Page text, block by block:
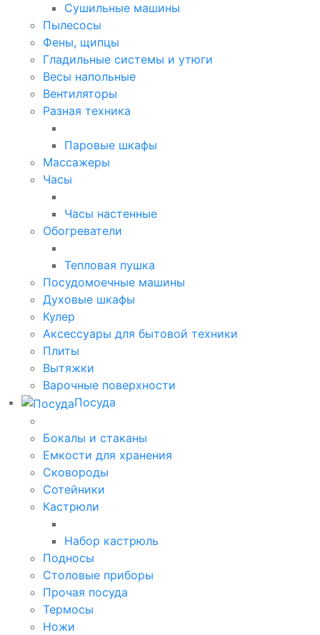
Сушильные машины
Пылесосы
Фены, щипцы
Гладильные системы и утюги
Весы напольные
Вентиляторы
Разная техника
Паровые шкафы
Массажеры
Часы
Часы настенные
Обогреватели
Тепловая пушка
Посудомоечные машины
Духовые шкафы
Кулер
Аксессуары для бытовой техники
Плиты
Вытяжки
Варочные поверхности
Посуда
Бокалы и стаканы
Емкости для хранения
Сковороды
Сотейники
Кастрюли
Набор кастрюль
Подносы
Столовые приборы
Прочая посуда
Термосы
Ножи